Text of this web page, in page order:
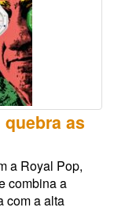
as
a Royal Pop,
combina a
com a alta